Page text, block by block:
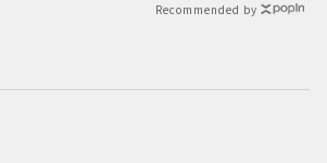
Recommended by